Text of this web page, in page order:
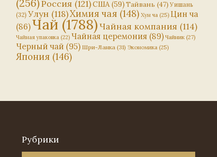
(256)Россия (121) США (59)Тайвань (47) Уишань
(32) Улун (118)Химия чая (148) Хун ча (25) Цин ча
(86)Чай (1788)Чайная компания (114)
Чайная упаковка (22) Чайная церемония (89) Чайник (27)
Черный чай (95) Шри-Ланка (31) Экономика (25)
Япония (146)
Рубрики